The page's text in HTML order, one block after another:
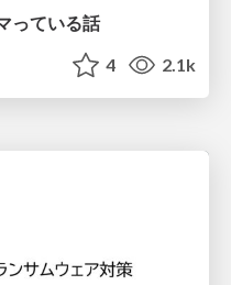
っている話
4 2.1k